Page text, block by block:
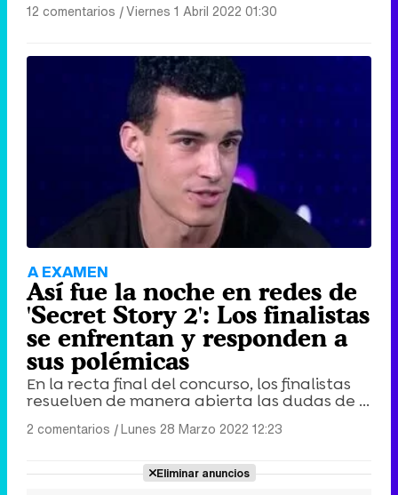
12 comentarios |Viernes 1 Abril 2022 01:30
A EXAMEN
Así fue la noche en redes de
'Secret Story 2': Los finalistas
se enfrentan y responden a
sus polémicas
En la recta final del concurso, los finalistas
resuelven de manera abierta las dudas de ...
2 comentarios |Lunes 28 Marzo 2022 12:23
Eliminar anuncios